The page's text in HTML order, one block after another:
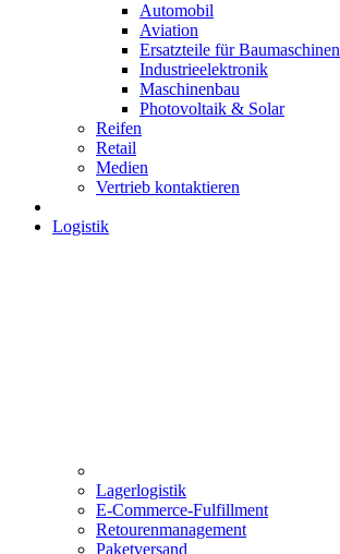
Automobil
Aviation
Ersatzteile für Baumaschinen
Industrieelektronik
Maschinenbau
Photovoltaik & Solar
Reifen
Retail
Medien
Vertrieb kontaktieren
Logistik
Lagerlogistik
E-Commerce-Fulfillment
Retourenmanagement
Paketversand